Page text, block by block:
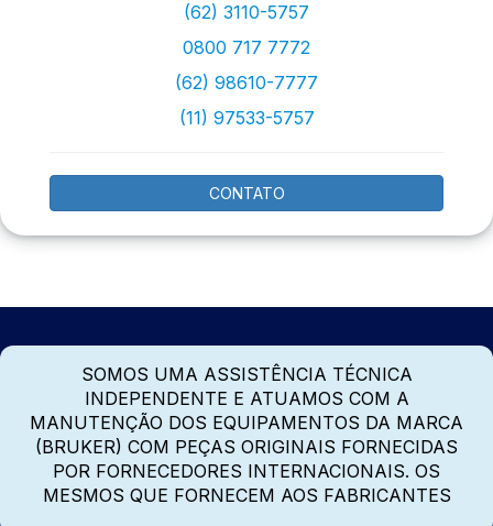
(62) 3110-5757
0800 717 7772
(62) 98610-7777
(11) 97533-5757
CONTATO
SOMOS UMA ASSISTÊNCIA TÉCNICA
INDEPENDENTE E ATUAMOS COM A
MANUTENÇÃO DOS EQUIPAMENTOS DA MARCA
(BRUKER) COM PEÇAS ORIGINAIS FORNECIDAS
POR FORNECEDORES INTERNACIONAIS. OS
MESMOS QUE FORNECEM AOS FABRICANTES